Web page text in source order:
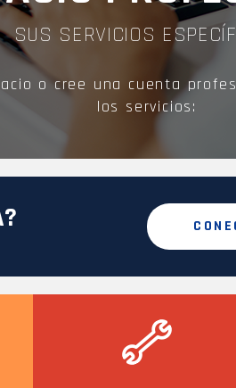
SUS SERVICIOS
o cree una cuenta
los servicios: